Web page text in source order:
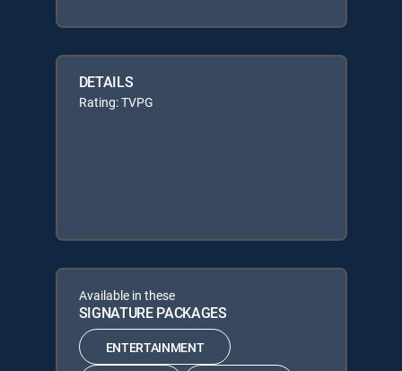
DETAILS
Rating: TVPG
Available in these
SIGNATURE PACKAGES
ENTERTAINMENT